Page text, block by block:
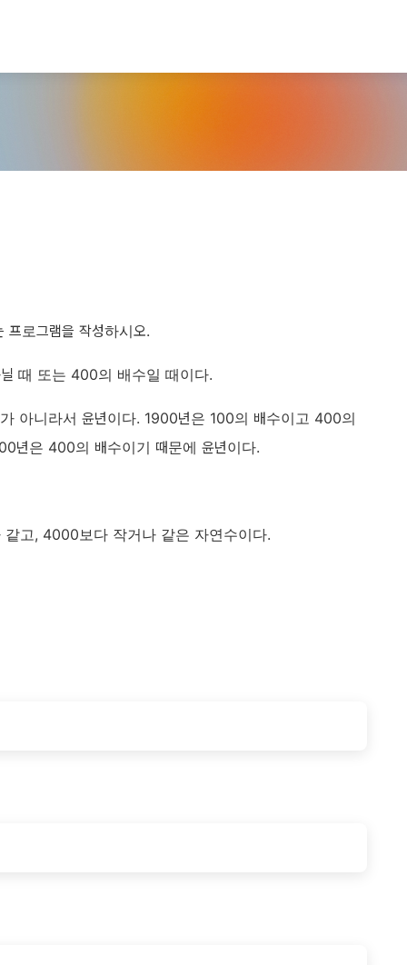
프로그램을 작성하시오.
때 또는 400의 배수일 때이다.
아니라서 윤년이다. 1900년은 100의 배수이고 400의
년은 400의 배수이기 때문에 윤년이다.
고, 4000보다 작거나 같은 자연수이다.